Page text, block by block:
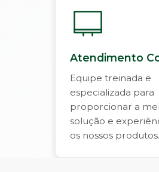
Atendimento
Equipe treinada e
especializada para
proporcionar a
solução e
os nossos produtos.